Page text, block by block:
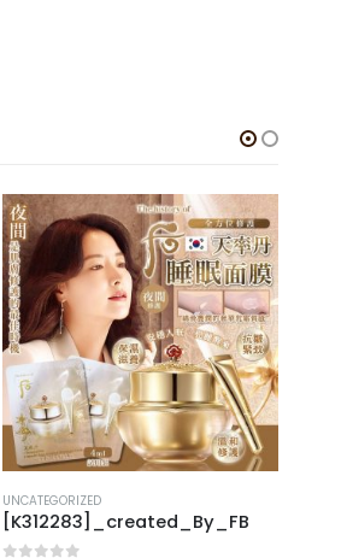
UNCATEGORIZED
[K312283]_created_By_FB